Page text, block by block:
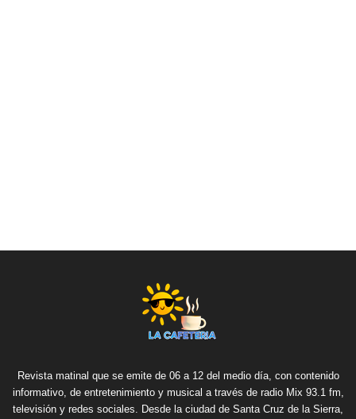
Revista matinal que se emite de 06 a 12 del medio día, con contenido
informativo, de entretenimiento y musical a través de radio Mix 93.1 fm,
televisión y redes sociales. Desde la ciudad de Santa Cruz de la Sierra,